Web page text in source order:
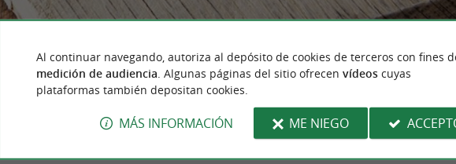
Al continuar navegando, autoriza al depósito de cookies de terceros con fines
medición de audiencia . Algunas páginas del sitio ofrecen vídeoscuyas
plataformas también depositan cookies.
MÁS INFORMACIÓN ME NIEGO